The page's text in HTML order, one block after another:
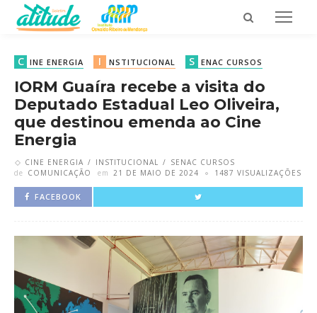
C INE ENERGIA I NSTITUCIONAL S ENAC CURSOS
IORM Guaíra recebe a visita do
Deputado Estadual Leo Oliveira,
que destinou emenda ao Cine
Energia
CINE ENERGIA INSTITUCIONAL
SENAC CURSOS
de COMUNICAÇÃO em 21 DE MAIO DE 2024 1487 VISUALIZAÇÕES
FACEBOOK